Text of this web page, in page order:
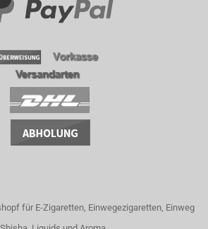
für E-Zigaretten, Einwegezigaretten, Einweg